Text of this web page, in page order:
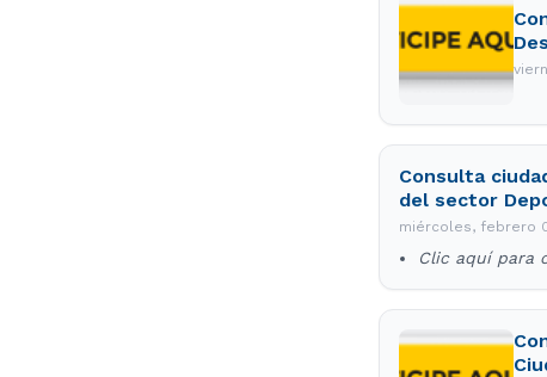
Consulta
del sector
miércoles, febrero
Clic aquí para